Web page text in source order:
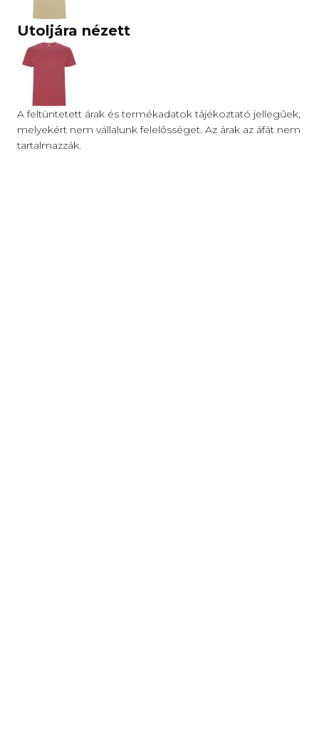
Utoljára nézett
A feltüntetett árak és termékadatok tájékoztató jellegűek,
melyekért nem vállalunk felelősséget. Az árak az áfát nem
tartalmazzák.